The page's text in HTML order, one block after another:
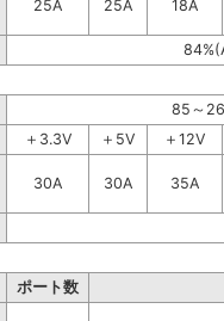
25A
25A
18A
85～
＋3.3V ＋5V
＋12V
30A
30A
35A
ポート数